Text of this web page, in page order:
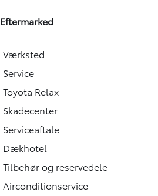
Eftermarked
Værksted
Service
Toyota Relax
Skadecenter
Serviceaftale
Dækhotel
Tilbehør og reservedele
Airconditionservice